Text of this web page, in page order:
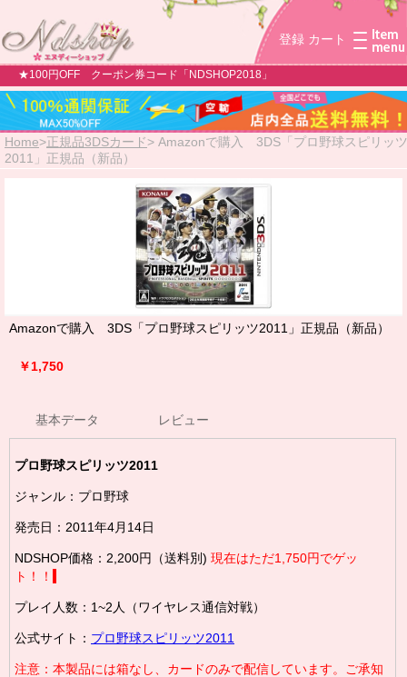
登録 カート
★100円OFF クーポン券コード「NDSHOP2018」
Home>正規品3DSカード> Amazonで購入 3DS「プロ野球スピリッツ
2011」正規品（新品）
Amazonで購入 3DS「プロ野球スピリッツ2011」正規品（新品）
￥1,750
基本データ レビュー
プロ野球スピリッツ2011
ジャンル：プロ野球
発売日：2011年4月14日
NDSHOP価格：2,200円（送料別) 現在はただ1,750円でゲッ
ト！！
プレイ人数：1~2人（ワイヤレス通信対戦）
公式サイト： プロ野球スピリッツ2011
注意：本製品には箱なし、カードのみで配信しています。ご承知